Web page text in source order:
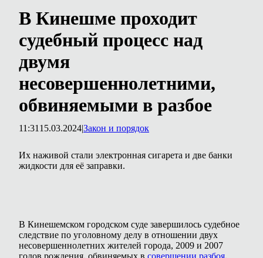
В Кинешме проходит
судебный процесс над
двумя
несовершеннолетними,
обвиняемыми в разбое
11:31 15.03.2024|Закон и порядок
Их наживой стали электронная сигарета и две банки
жидкости для её заправки.
В Кинешемском городском суде завершилось судебное
следствие по уголовному делу в отношении двух
несовершеннолетних жителей города, 2009 и 2007
годов рождения, обвиняемых в совершении разбоя.